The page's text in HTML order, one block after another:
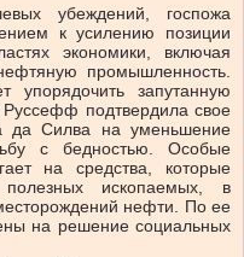
убеждений, госпожа
к усилению позиции
экономики, включая
промышленность.
запутанную
подтвердила свое
да Силва на уменьшение
с бедностью. Особые
на средства, которые
ископаемых, в
нефти. По ее
на решение социальных